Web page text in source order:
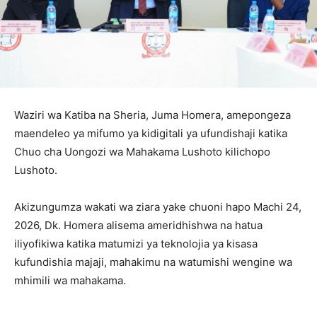
Waziri wa Katiba na Sheria, Juma Homera, amepongeza
maendeleo ya mifumo ya kidigitali ya ufundishaji katika
Chuo cha Uongozi wa Mahakama Lushoto kilichopo
Lushoto.
Akizungumza wakati wa ziara yake chuoni hapo Machi 24,
2026, Dk. Homera alisema ameridhishwa na hatua
iliyofikiwa katika matumizi ya teknolojia ya kisasa
kufundishia majaji, mahakimu na watumishi wengine wa
mhimili wa mahakama.